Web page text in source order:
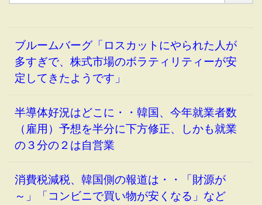
ブルームバーグ「ロスカットにやられた人が
多すぎで、株式市場のボラティリティーが安
定してきたようです」
半導体好況はどこに・・韓国、今年就業者数
（雇用）予想を半分に下方修正、しかも就業
の３分の２は自営業
消費税減税、韓国側の報道は・・「財源が
～」「コンビニで買い物が安くなる」など